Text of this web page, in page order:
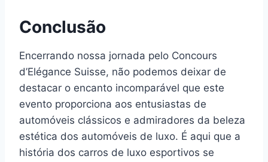
Conclusão
Encerrando nossa jornada pelo Concours
d’Elégance Suisse, não podemos deixar de
destacar o encanto incomparável que este
evento proporciona aos entusiastas de
automóveis clássicos e admiradores da beleza
estética dos automóveis de luxo. É aqui que a
história dos carros de luxo esportivos se